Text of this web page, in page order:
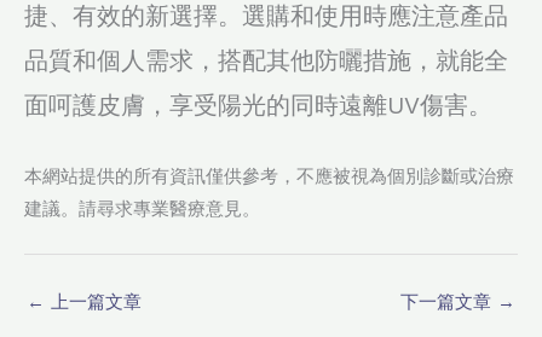
捷、有效的新選擇。選購和使用時應注意產品
品質和個人需求，搭配其他防曬措施，就能全
面呵護皮膚，享受陽光的同時遠離UV傷害。
本網站提供的所有資訊僅供參考，不應被視為個別診斷或治療
建議。請尋求專業醫療意見。
← 上一篇文章 下一篇文章 →